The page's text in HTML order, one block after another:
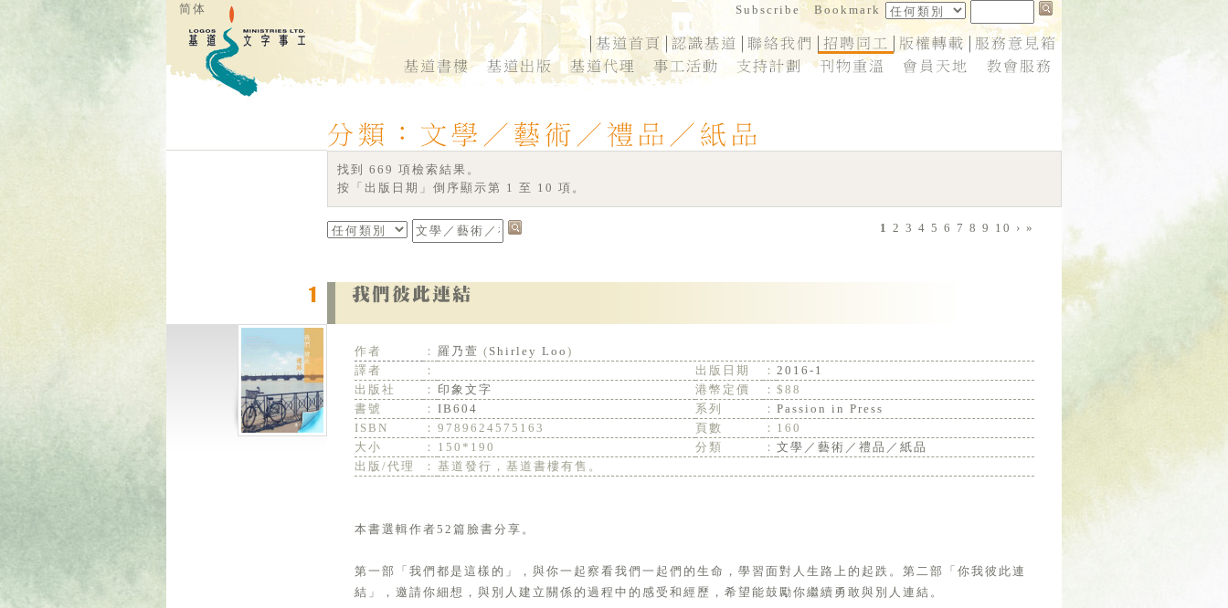
简体
找到 669 項檢索結果。
按「出版日期」倒序顯示第 1 至 10 項。
1 2 3 4 5 6 7 8 9 10 › »
作者 ： 羅乃萱 ( Shirley Loo )
譯者
： 出版日期 ： 2016-1
出版社
： 印象文字 港幣定價 ： $88
書號
： IB604 系列 ： Passion in Press
ISBN
： 9789624575163 頁數 ： 160
大小
： 150*190 分類 ： 文學／藝術／禮品／紙品
出版/代理
： 基道發行，基道書樓有售。
本書選輯作者52篇臉書分享。
第一部「我們都是這樣的」，與你一起察看我們一起們的生命，學習面對人生路上的起跌。第二部「你我彼此連
結」，邀請你細想，與別人建立關係的過程中的感受和經歷，希望能鼓勵你繼續勇敢與別人連結。